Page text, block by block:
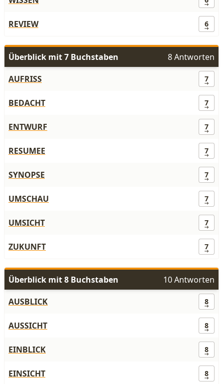
REVIEW 6
Überblick mit 7 Buchstaben
8 Antworten
AUFRISS
7
BEDACHT 7
ENTWURF 7
RESUMEE 7
SYNOPSE 7
UMSCHAU 7
UMSICHT 7
ZUKUNFT 7
Überblick mit 8 Buchstaben
10 Antworten
AUSBLICK
8
AUSSICHT 8
EINBLICK 8
EINSICHT 8